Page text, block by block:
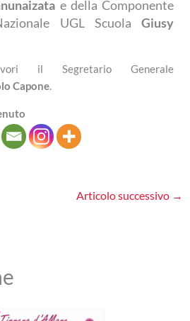
e della Componente
UGL Scuola Giusy
il Segretario Generale
Capone.
Articolo successivo →